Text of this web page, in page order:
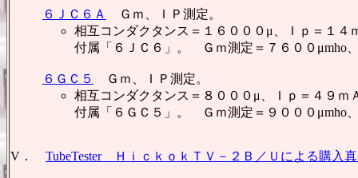
６ＪＣ６Ａ
Ｇｍ、ＩＰ測定。
相互コンダクタンス＝１６０００μ、Ｉｐ＝１４
付属「６ＪＣ６」。 Ｇｍ測定＝７６００μmho
６ＧＣ５
Ｇｍ、ＩＰ測定。
相互コンダクタンス＝８０００μ、Ｉｐ＝４９ｍ
付属「６ＧＣ５」。 Ｇｍ測定＝９０００μmho
V． TubeTester ＨｉｃｋｏｋＴＶ－２Ｂ／Ｕによる購入